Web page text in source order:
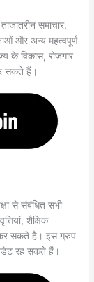
समाचार,
और अन्य महत्वपूर्ण
के विकास, रोजगार
सकते हैं।
से संबंधित सभी
शैक्षिक
कर सकते हैं। इस ग्रुप
रह सकते हैं।